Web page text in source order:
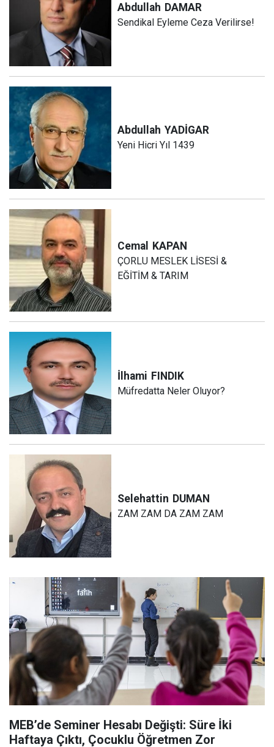
Abdullah DAMAR
Sendikal Eyleme Ceza Verilirse!
Abdullah YADİGAR
Yeni Hicri Yıl 1439
Cemal KAPAN
ÇORLU MESLEK LİSESİ &
EĞİTİM & TARIM
İlhami FINDIK
Müfredatta Neler Oluyor?
Selehattin DUMAN
ZAM ZAM DA ZAM ZAM
MEB’de Seminer Hesabı Değişti: Süre İki
Haftaya Çıktı, Çocuklu Öğretmen Zor